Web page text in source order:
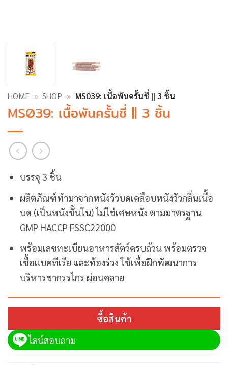
HOME » SHOP » MS039: เนื้อพันครั้นชี่ || 3 ชิ้น
MS039: เนื้อพันครั้นชี่ || 3 ชิ้น
บรรจุ 3 ชิ้น
ผลิตภัณฑ์ทำมาจากหนังวัวบดเคลือบหนังวัวกลิ่นเนื้อ
บด (เป็นหนังชั้นใน) ไม่ใช่เศษหนัง ตามมาตรฐาน
GMP HACCP FSSC22000
พร้อมเลขทะเบียนอาหารสัตว์ครบถ้วน พร้อมตรวจ
เชื้อแบคทีเรีย และท้องร่วง ใช้เพื่อฝึกพัฒนาการ
บริหารขากรรไกร ผ่อนคลาย
ซื้อสินค้า
ไลน์สอบถาม